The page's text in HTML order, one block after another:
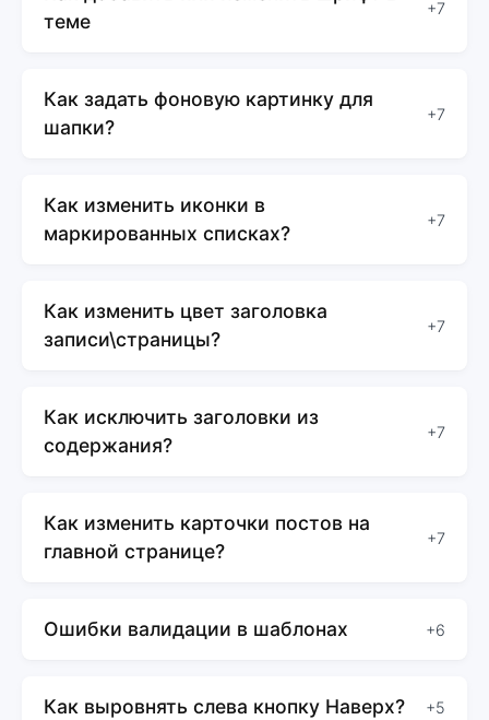
теме
+7
Как задать фоновую картинку для
шапки?
+7
Как изменить иконки в
маркированных списках?
+7
Как изменить цвет заголовка
записи\страницы?
+7
Как исключить заголовки из
содержания?
+7
Как изменить карточки постов на
главной странице?
+7
Ошибки валидации в шаблонах +6
Как выровнять слева кнопку Наверх? +5